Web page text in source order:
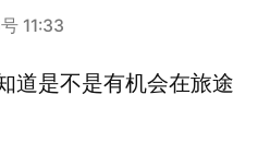
11:33
道是不是有机会在旅途